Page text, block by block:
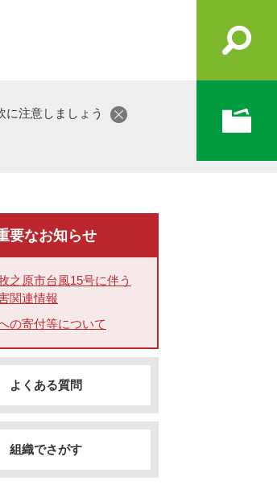
に注意しましょう
要なお知らせ
之原市台風15号に伴う
関連情報
の寄付等について
よくある質問
組織でさがす